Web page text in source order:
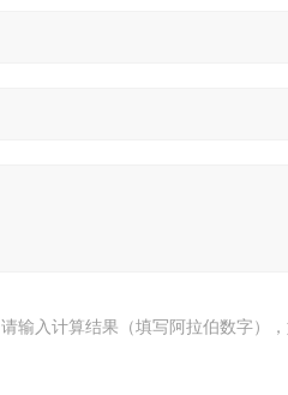
请输入计算结果（填写阿拉伯数字）